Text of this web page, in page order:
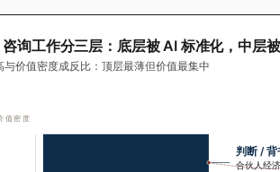
咨询工作分三层：底层被 AI 标准化，中层
与价值密度成反比：顶层最薄但价值最集中
密度
判断 / 背
合伙人经